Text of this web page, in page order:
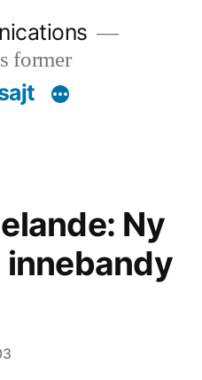
former
Ny
innebandy